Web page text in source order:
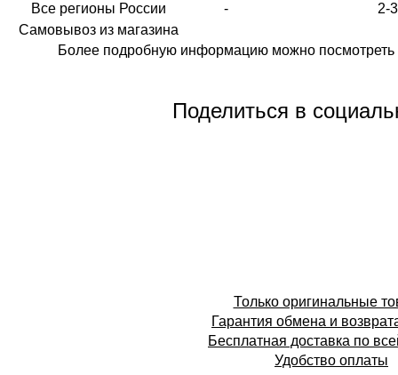
Все регионы России -
2-
Самовывоз из магазина
Более подробную информацию можно посмотреть
Поделиться в
Только оригинальные
Гарантия обмена и
Бесплатная доставка по
Удобство оплаты